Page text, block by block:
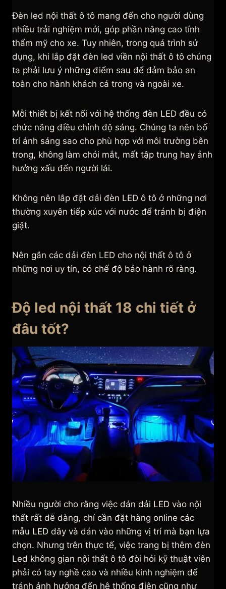
Đèn led nội thất ô tô mang đến cho người dùng
nhiều trải nghiệm mới, góp phần nâng cao tính
thẩm mỹ cho xe. Tuy nhiên, trong quá trình sử
dụng, khi lắp đặt đèn led viền nội thất ô tô chúng
ta phải lưu ý những điểm sau để đảm bảo an
toàn cho hành khách cả trong và ngoài xe.
Mỗi thiết bị kết nối với hệ thống đèn LED đều có
chức năng điều chỉnh độ sáng. Chúng ta nên bố
trí ánh sáng sao cho phù hợp với môi trường bên
trong, không làm chói mắt, mất tập trung hay ảnh
hưởng xấu đến người lái.
Không nên lắp đặt dải đèn LED ô tô ở những nơi
thường xuyên tiếp xúc với nước để tránh bị điện
giật.
Nên gắn các dải đèn LED cho nội thất ô tô ở
những nơi uy tín, có chế độ bảo hành rõ ràng.
Độ led nội thất 18 chi tiết ở
đâu tốt?
Nhiều người cho rằng việc dán dải LED vào nội
thất rất dễ dàng, chỉ cần đặt hàng online các
mẫu LED dây và dán vào những vị trí mà bạn lựa
chọn. Nhưng trên thực tế, việc trang bị thêm đèn
Led không gian nội thất ô tô đòi hỏi kỹ thuật viên
phải có tay nghề cao và nhiều kinh nghiệm để
tránh ảnh hưởng đến hệ thống điện cũng như